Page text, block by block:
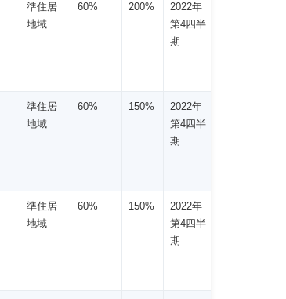
準住居
地域
60% 200%
2022年
第4四半
期
準住居
地域
60% 150%
2022年
第4四半
期
準住居
地域
60% 150%
2022年
第4四半
期